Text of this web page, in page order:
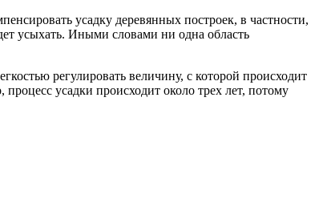
усадку деревянных построек, в частности,
усыхать. Иными словами ни одна область
регулировать величину, с которой происходит
усадки происходит около трех лет, потому